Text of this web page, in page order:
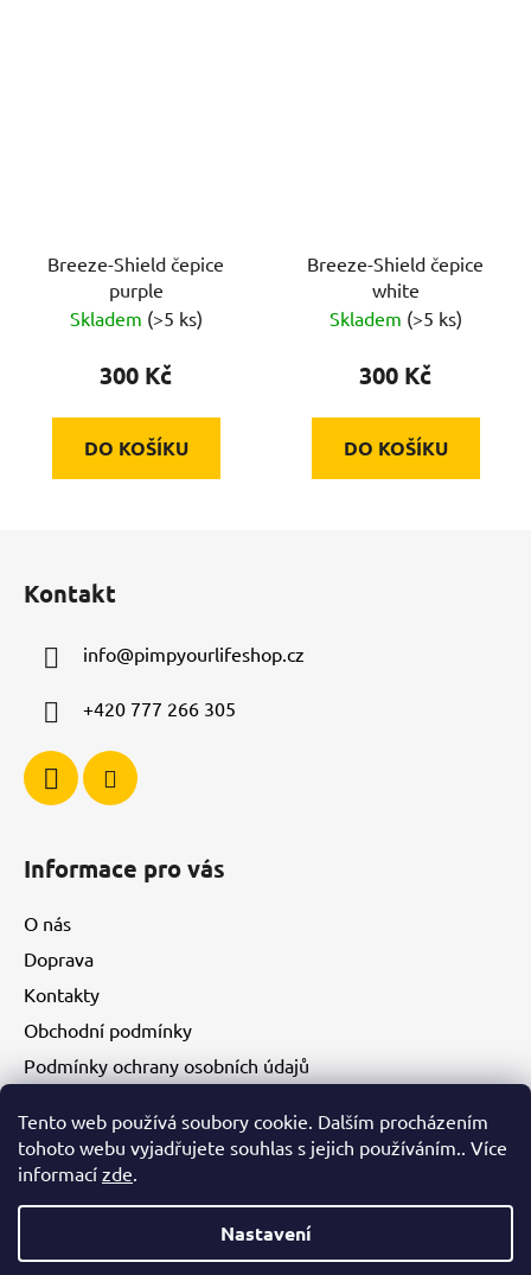
Tento web používá soubory cookie. Dalším procházením
tohoto webu vyjadřujete souhlas s jejich používáním.. Více
informací zde.
Nastavení
Breeze-Shield čepice
purple
Skladem (>5 ks)
300 Kč
DO KOŠÍKU
Breeze-Shield čepice
white
Skladem (>5 ks)
300 Kč
DO KOŠÍKU
Kontakt
info@pimpyourlifeshop.cz
+420 777 266 305
Informace pro vás
O nás
Doprava
Kontakty
Obchodní podmínky
Podmínky ochrany osobních údajů
Facebook